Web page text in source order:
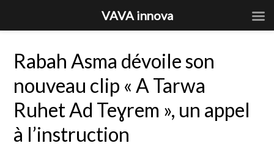
Rabah Asma dévoile son
nouveau clip « A Tarwa
Ruhet Ad Teɣrem », un appel
à l’instruction
VAVA innova